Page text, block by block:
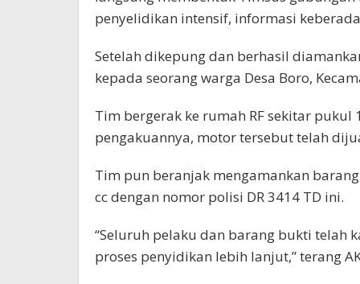
penyelidikan intensif, informasi
Setelah dikepung dan berhasil
kepada seorang warga Desa Boro,
Tim bergerak ke rumah RF sekitar
pengakuannya, motor tersebut telah
Tim pun beranjak mengamankan
cc dengan nomor polisi DR 3414 TD ini.
“Seluruh pelaku dan barang bukti telah
proses penyidikan lebih lanjut,” terang